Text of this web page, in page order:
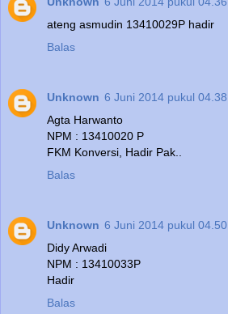
ateng asmudin 13410029P hadir
Balas
Unknown 6 Juni 2014 pukul 04.38
Agta Harwanto
NPM : 13410020 P
FKM Konversi, Hadir Pak..
Balas
Unknown 6 Juni 2014 pukul 04.50
Didy Arwadi
NPM : 13410033P
Hadir
Balas